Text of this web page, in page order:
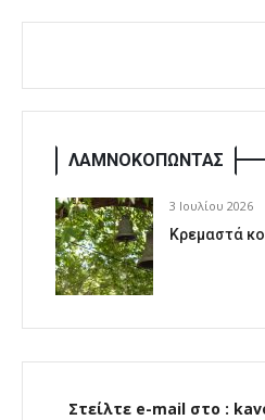
ΛΑΜΝΟΚΟΠΩΝΤΑΣ
3 Ιουλίου 2026
Κρεμαστά
Στείλτε e-mail στο :